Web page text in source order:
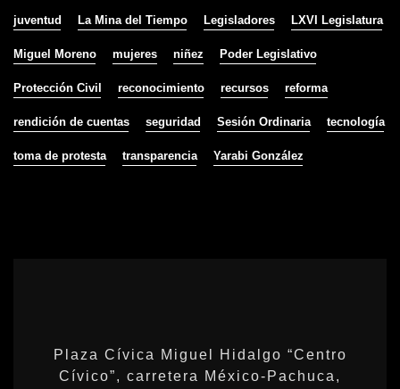
juventud La Mina del Tiempo Legisladores LXVI Legislatura
Miguel Moreno mujeres niñez Poder Legislativo
Protección Civil reconocimiento recursos reforma
rendición de cuentas seguridad Sesión Ordinaria tecnología
toma de protesta transparencia Yarabi González
Plaza Cívica Miguel Hidalgo “Centro
Cívico”, carretera México-Pachuca,